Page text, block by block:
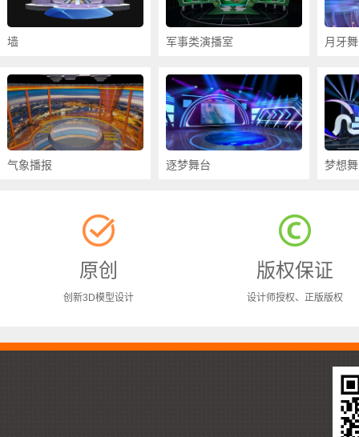
墙 军事类演播室 月牙
气象播报 逐梦舞台 梦想
原创
创新3D模型设计
版权保证
设计师授权、正版版权